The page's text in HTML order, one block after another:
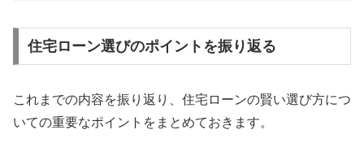
住宅ローン選びのポイントを振り返る
これまでの内容を振り返り、住宅ローンの賢い選び方につ
いての重要なポイントをまとめておきます。